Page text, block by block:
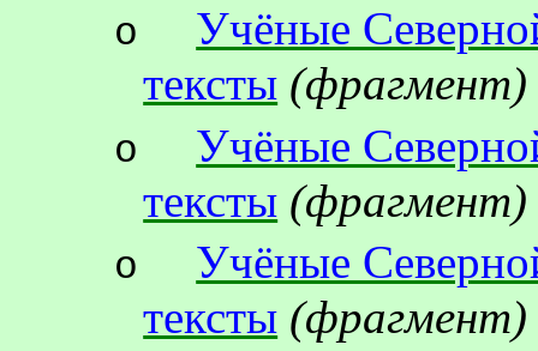
o
Учёные
тексты (фрагмент)
o
Учёные
тексты (фрагмент)
o
Учёные
тексты (фрагмент)